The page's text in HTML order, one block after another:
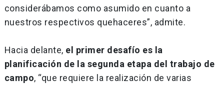
considerábamos como asumido en cuanto a
nuestros respectivos quehaceres”, admite.
Hacia delante, el primer desafío es la
planificación de la segunda etapa del trabajo de
campo, “que requiere la realización de varias